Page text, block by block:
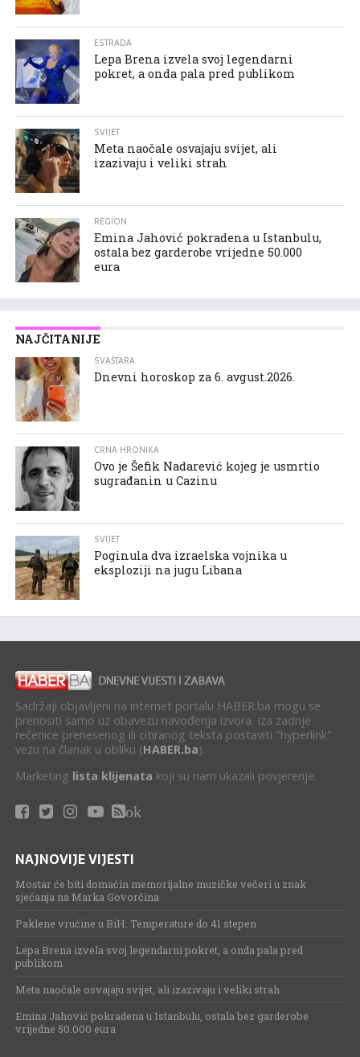
ESTRADA
Lepa Brena izvela svoj legendarni
pokret, a onda pala pred publikom
SVIJET
Meta naočale osvajaju svijet, ali
izazivaju i veliki strah
REGION
Emina Jahović pokradena u Istanbulu,
ostala bez garderobe vrijedne 50.000
eura
NAJČITANIJE
SVAŠTARA
Dnevni horoskop za 6. avgust.2026.
CRNA HRONIKA
Ovo je Šefik Nadarević kojeg je usmrtio
sugrađanin u Cazinu
SVIJET
Poginula dva izraelska vojnika u
eksploziji na jugu Libana
Sadržaji objavljeni na internet portalu HABER.ba mogu se
prenositi samo uz obavezu navođenja izvora. Iza zadnje
rečenice prenesenog ili citiranog teksta postaviti "hyperlink"
vezu na članak u obliku (HABER.ba).
Marketing lista klijenata koji su nam ukazali povjerenje.
ok
NAJNOVIJE VIJESTI
Mostar će biti domaćin memorijalne muzičke večeri u znak
sjećanja na Marka Govorčina
Paklene vrućine u BiH: Temperature do 41 stepen
Lepa Brena izvela svoj legendarni pokret, a onda pala pred
publikom
Meta naočale osvajaju svijet, ali izazivaju i veliki strah
Emina Jahović pokradena u Istanbulu, ostala bez garderobe
vrijedne 50.000 eura